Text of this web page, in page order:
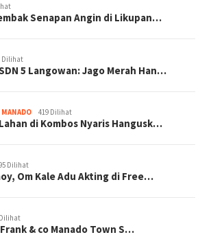
Senapan Angin di Likupan…
Dilihat
5 Langowan: Jago Merah Han…
MANADO 419 Dilihat
di Kombos Nyaris Hangusk…
Dilihat
Om Kale Adu Akting di Free…
& co Manado Town S…